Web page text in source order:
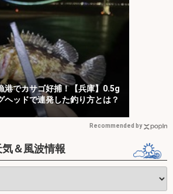
港でカサゴ好捕！【兵庫】0.5g
ヘッドで連発した釣り方とは？
Recommended by
＆風波情報